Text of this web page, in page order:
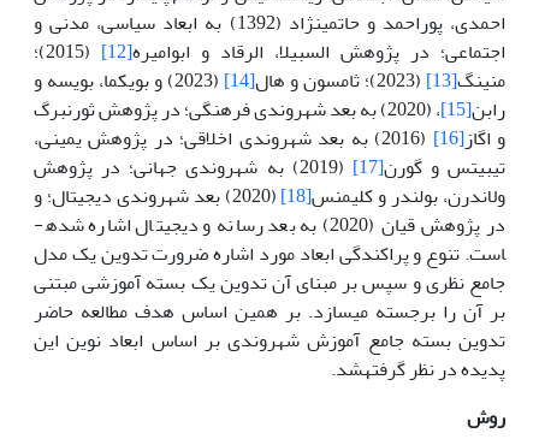
احمدی، پوراحمد و حاتمی­نژاد (1392) به ابعاد سیاسی، مدنی و
اجتماعی؛ در پژوهش السبیلا، الرقاد و ابوامیره[12]
(2015)؛
منینگ[13] (2023)؛ ثامسون و هال [14]
(2023) و بویکما، بویسه و
رابن[15]
، (2020) به بعد شهروندی فرهنگی؛ در پژوهش ثورنبرگ
و اگاز[16]
(2016) به بعد شهروندی اخلاقی؛ در پژوهش یمینی،
تیبیتس و گورن[17]
(2019) به شهروندی جهانی؛ در پژوهش
ولاندرن، بولندر و کلیمنس[18]
(2020) بعد شهروندی دیجیتال؛ و
در پژوهش قیان (2020) به بعد رسانه و دیجیتال اشاره شده­
است. تنوع و پراکندگی ابعاد مورد اشاره ضرورت تدوین یک مدل
جامع نظری و سپس بر مبنای آن تدوین یک بسته آموزشی مبتنی
بر آن را برجسته می­سازد. بر همین اساس هدف مطالعه حاضر
تدوین بسته جامع آموزش شهروندی بر اساس ابعاد نوین این
پدیده در نظر گرفته­شد.
روش